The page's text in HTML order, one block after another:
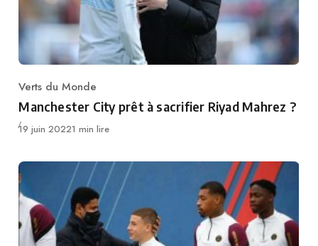
Category
Verts du Monde
Manchester City prêt à sacrifier Riyad Mahrez ?
Publié
19 juin 20221 min lire